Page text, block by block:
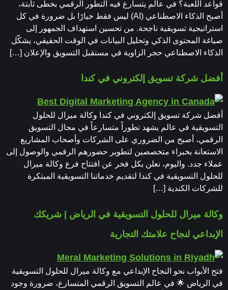
قواعد اللعبة؟ في عالم يتسارع فيه التطور الرقمي بخطى ثابتة،
أصبح الذكاء الاصطناعي (AI) ليس فقط خيارًا بل ضرورة في كل
استراتيجية تسويقية ناجحة. من تحسين استهداف الجمهور إلى
صياغة المحتوى الذكي وتحليل البيانات في الوقت الحقيقي، يشكّل
الذكاء الاصطناعي حجر الزاوية في مستقبل التسويق والإعلان […]
أفضل شركة تسويق إلكتروني في كندا
أفضل شركة تسويق إلكتروني في كندا وكالة ميرال للحلول
التسويقية في عالم يشهد تطوراً متسارعاً في مجال التسويق
الرقمي، أصبح من الضروري على الشركات وأصحاب المشاريع
الاستعانة بخبراء متخصصين لتطوير حضورهم الرقمي والوصول إلى
عملاء جدد. واليوم، نعلن بكل فخر عن افتتاح فرع وكالة ميرال
للحلول التسويقية في كندا لتقديم خدماتنا التسويقية المبتكرة
للشركات الكندية […]
وكالة ميرال للحلول التسويقية في الرياض | شريكك
الإبداعي لنجاح علامتك التجارية
فتح الأبواب نحو النجاح الإبداعي مع وكالة ميرال للحلول التسويقية
في الرياض 🌟 في عالم التسويق الرقمي المتسارع، ضرورة وجود